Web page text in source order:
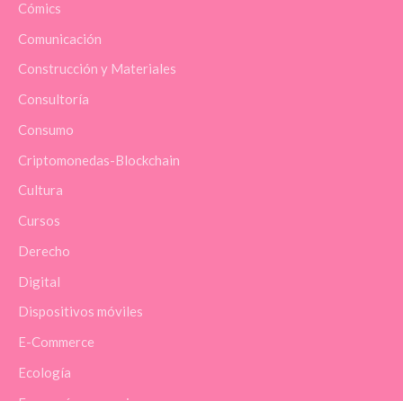
Cómics
Comunicación
Construcción y Materiales
Consultoría
Consumo
Criptomonedas-Blockchain
Cultura
Cursos
Derecho
Digital
Dispositivos móviles
E-Commerce
Ecología